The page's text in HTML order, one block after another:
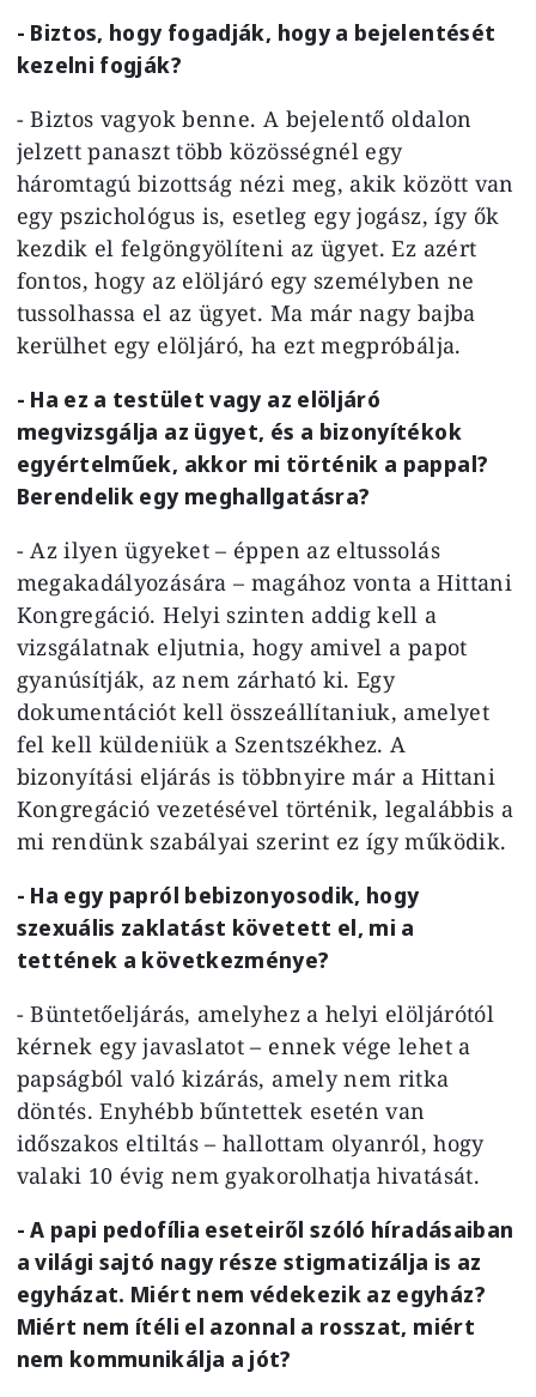
- Biztos, hogy fogadják, hogy a bejelentését
kezelni fogják?
- Biztos vagyok benne. A bejelentő oldalon
jelzett panaszt több közösségnél egy
háromtagú bizottság nézi meg, akik között van
egy pszichológus is, esetleg egy jogász, így ők
kezdik el felgöngyölíteni az ügyet. Ez azért
fontos, hogy az elöljáró egy személyben ne
tussolhassa el az ügyet. Ma már nagy bajba
kerülhet egy elöljáró, ha ezt megpróbálja.
- Ha ez a testület vagy az elöljáró
megvizsgálja az ügyet, és a bizonyítékok
egyértelműek, akkor mi történik a pappal?
Berendelik egy meghallgatásra?
- Az ilyen ügyeket – éppen az eltussolás
megakadályozására – magához vonta a Hittani
Kongregáció. Helyi szinten addig kell a
vizsgálatnak eljutnia, hogy amivel a papot
gyanúsítják, az nem zárható ki. Egy
dokumentációt kell összeállítaniuk, amelyet
fel kell küldeniük a Szentszékhez. A
bizonyítási eljárás is többnyire már a Hittani
Kongregáció vezetésével történik, legalábbis a
mi rendünk szabályai szerint ez így működik.
- Ha egy papról bebizonyosodik, hogy
szexuális zaklatást követett el, mi a
tettének a következménye?
- Büntetőeljárás, amelyhez a helyi elöljárótól
kérnek egy javaslatot – ennek vége lehet a
papságból való kizárás, amely nem ritka
döntés. Enyhébb bűntettek esetén van
időszakos eltiltás – hallottam olyanról, hogy
valaki 10 évig nem gyakorolhatja hivatását.
- A papi pedofília eseteiről szóló híradásaiban
a világi sajtó nagy része stigmatizálja is az
egyházat. Miért nem védekezik az egyház?
Miért nem ítéli el azonnal a rosszat, miért
nem kommunikálja a jót?